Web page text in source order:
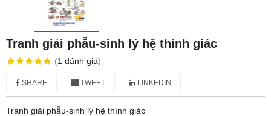
Tranh giải phẫu-sinh lý hệ thính giác
(1 đánh giá)
SHARE TWEET LINKEDIN
Tranh giải phẫu-sinh lý hệ thính giác